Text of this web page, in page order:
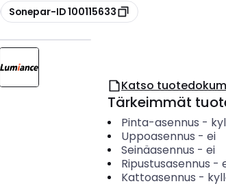
Kopioi
Sonepar-ID 100115633
Katso
Tärkeimmät
Pinta-asennus -
Uppoasennus - ei
Seinäasennus - ei
Ripustusasennus -
Kattoasennus -